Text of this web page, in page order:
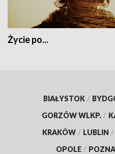
Życie po...
BIAŁYSTOK /
GORZÓW WLKP. /
KRAKÓW / LUBLIN /
OPOLE /